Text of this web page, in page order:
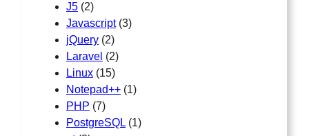
J5 (2)
Javascript(3)
jQuery (2)
Laravel (2)
Linux (15)
Notepad++ (1)
PHP (7)
PostgreSQL (1)